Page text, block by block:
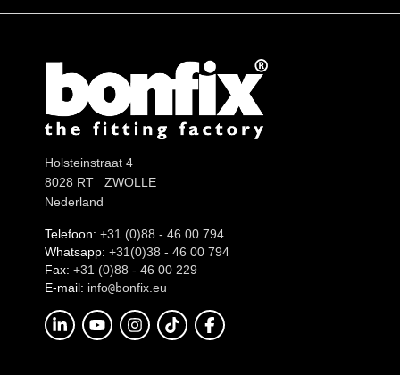
Holsteinstraat 4
8028 RT ZWOLLE
Nederland
Telefoon: +31 (0)88 - 46 00 794
Whatsapp: +31(0)38 - 46 00 794
Fax: +31 (0)88 - 46 00 229
E-mail: info@bonfix.eu